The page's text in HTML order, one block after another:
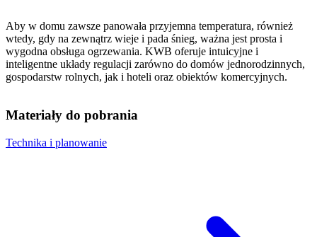
Aby w domu zawsze panowała przyjemna temperatura, również
wtedy, gdy na zewnątrz wieje i pada śnieg, ważna jest prosta i
wygodna obsługa ogrzewania. KWB oferuje intuicyjne i
inteligentne układy regulacji zarówno do domów jednorodzinnych,
gospodarstw rolnych, jak i hoteli oraz obiektów komercyjnych.
Materiały do pobrania
Technika i planowanie